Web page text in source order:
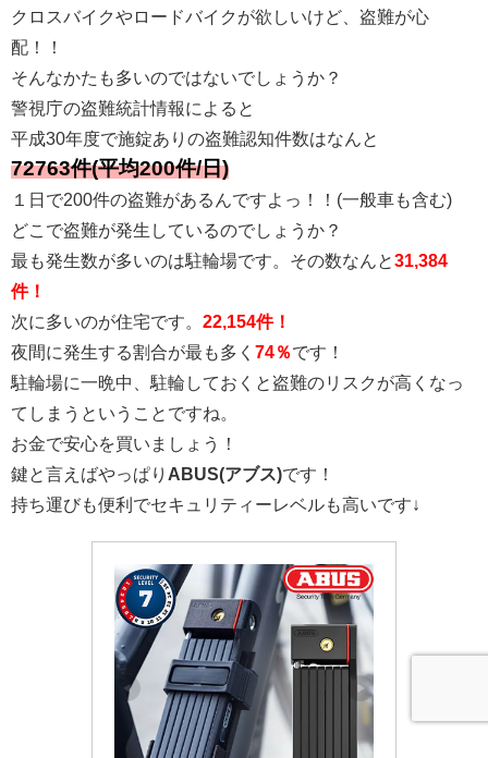
クロスバイクやロードバイクが欲しいけど、盗難が心
配！！
そんなかたも多いのではないでしょうか？
警視庁の盗難統計情報によると
平成30年度で施錠ありの盗難認知件数はなんと
72763件(平均200件/日)
１日で200件の盗難があるんですよっ！！(一般車も含む)
どこで盗難が発生しているのでしょうか？
最も発生数が多いのは駐輪場です。その数なんと31,384
件！
次に多いのが住宅です。 22,154件！
夜間に発生する割合が最も多く 74％です！
駐輪場に一晩中、駐輪しておくと盗難のリスクが高くなっ
てしまうということですね。
お金で安心を買いましょう！
鍵と言えばやっぱり ABUS(アブス)です！
持ち運びも便利でセキュリティーレベルも高いです↓